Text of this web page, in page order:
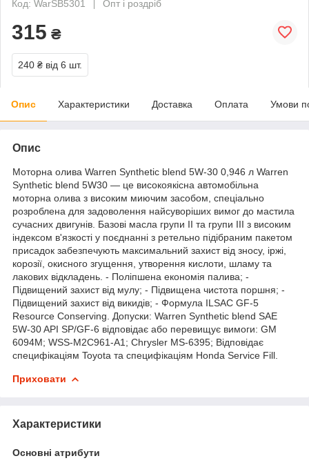
Код: WarSB5301
Опт і роздріб
315 ₴
240 ₴ від 6 шт.
Опис Характеристики Доставка Оплата Умови
Опис
Моторна олива Warren Synthetic blend 5W-30 0,946 л Warren
Synthetic blend 5W30 — це високоякісна автомобільна
моторна олива з високим миючим засобом, спеціально
розроблена для задоволення найсуворіших вимог до мастила
сучасних двигунів. Базові масла групи II та групи III з високим
індексом в'язкості у поєднанні з ретельно підібраним пакетом
присадок забезпечують максимальний захист від зносу, іржі,
корозії, окисного згущення, утворення кислоти, шламу та
лакових відкладень. - Поліпшена економія палива; -
Підвищений захист від мулу; - Підвищена чистота поршня; -
Підвищений захист від викидів; - Формула ILSAC GF-5
Resource Conserving. Допуски: Warren Synthetic blend SAE
5W-30 API SP/GF-6 відповідає або перевищує вимоги: GM
6094M; WSS-M2C961-A1; Chrysler MS-6395; Відповідає
специфікаціям Toyota та специфікаціям Honda Service Fill.
Приховати
Характеристики
Основні атрибути